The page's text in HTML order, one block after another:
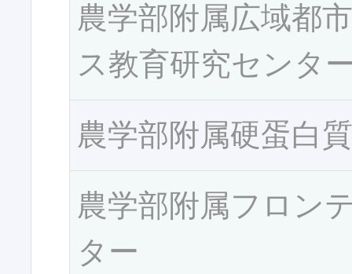
農学部附属広域都
ス教育研究センタ
農学部附属硬蛋白
農学部附属フロン
ター